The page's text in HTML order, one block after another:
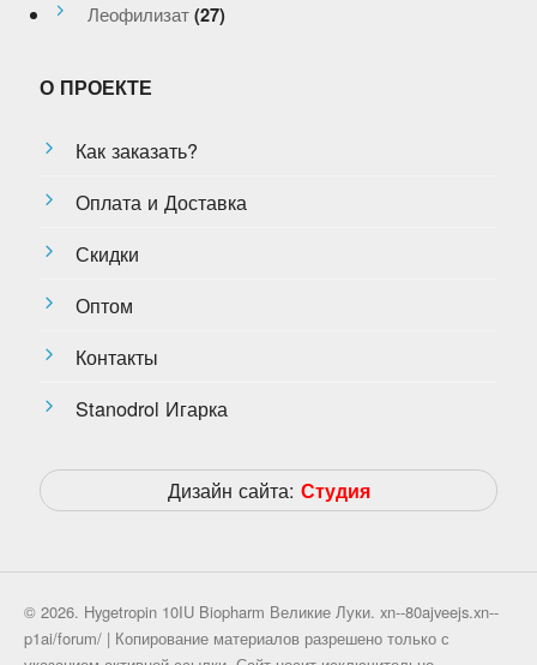
Леофилизат (27)
О ПРОЕКТЕ
Как заказать?
Оплата и Доставка
Скидки
Оптом
Контакты
Stanodrol Игарка
Дизайн сайта: Студия
© 2026. Hygetropin 10IU Biopharm Великие Луки. xn--80ajveejs.xn--
p1ai/forum/ | Копирование материалов разрешено только с